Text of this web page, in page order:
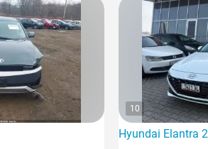
10
Hyundai Elantra